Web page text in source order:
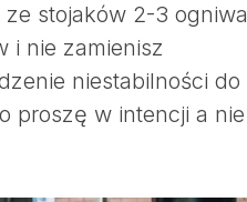
stojaków 2-3 ogniwa
i nie zamienisz
niestabilności do
proszę w intencji a nie